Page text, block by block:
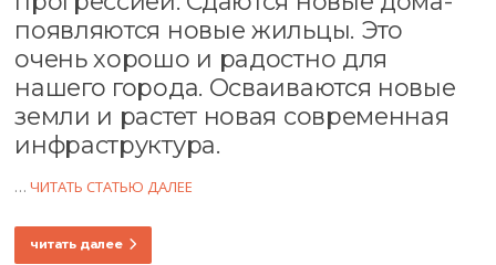
появляются новые жильцы. Это
очень хорошо и радостно для
нашего города. Осваиваются новые
земли и растет новая современная
инфраструктура.
…ЧИТАТЬ СТАТЬЮ ДАЛЕЕ
читать далее